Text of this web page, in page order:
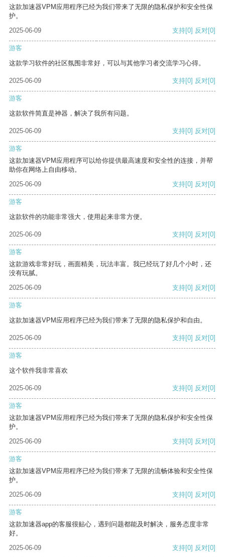
这款加速器VPM应用程序已经为我们带来了无限的隐私保护和安全性保
护。
2025-06-09
支持[0] 反对[0]
游客
这款学习软件的社区氛围非常好，可以与其他学习者交流学习心得。
2025-06-09 支持[0] 反对[0]
游客
这款软件简直是神器，解决了我所有问题。
2025-06-09 支持[0] 反对[0]
游客
这款加速器VPM应用程序可以给你提供最高速度和安全性的连接，并帮
助你在网络上自由移动。
2025-06-09
支持[0] 反对[0]
游客
这款软件的功能非常强大，使用起来非常方便。
2025-06-09 支持[0] 反对[0]
游客
这款游戏非常好玩，画面精美，玩法丰富。我已经玩了好几个小时，还
没有玩腻。
2025-06-09
支持[0] 反对[0]
游客
这款加速器VPM应用程序已经为我们带来了无限的隐私保护和自由。
2025-06-09 支持[0] 反对[0]
游客
这个软件我非常喜欢
2025-06-09 支持[0] 反对[0]
游客
这款加速器VPM应用程序已经为我们带来了无限的隐私保护和安全性保
护。
2025-06-09
支持[0] 反对[0]
游客
这款加速器VPM应用程序已经为我们带来了无限的流畅体验和安全性保
护。
2025-06-09
支持[0] 反对[0]
游客
这款加速器app的客服很贴心，遇到问题都能及时解决，服务态度非常
好。
2025-06-09
支持[0] 反对[0]